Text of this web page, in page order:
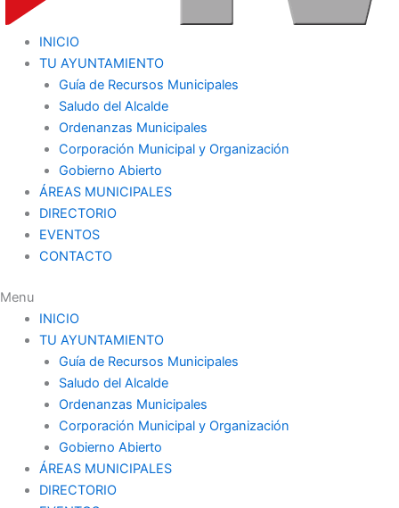
INICIO
TU AYUNTAMIENTO
Guía de Recursos Municipales
Saludo del Alcalde
Ordenanzas Municipales
Corporación Municipal y Organización
Gobierno Abierto
ÁREAS MUNICIPALES
DIRECTORIO
EVENTOS
CONTACTO
Menu
INICIO
TU AYUNTAMIENTO
Guía de Recursos Municipales
Saludo del Alcalde
Ordenanzas Municipales
Corporación Municipal y Organización
Gobierno Abierto
ÁREAS MUNICIPALES
DIRECTORIO